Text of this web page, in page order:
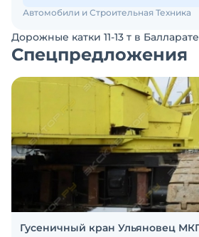
Автомобили и Строительная Техника
Дорожные катки 11-13 т в Балларате
Спецпредложения
Гусеничный кран Ульяновец